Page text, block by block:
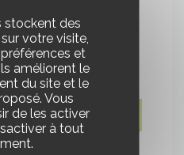
314,97 € HT
stockent des
votre visite,
et
améliorent le
du site et le
Vous
de les activer
à tout